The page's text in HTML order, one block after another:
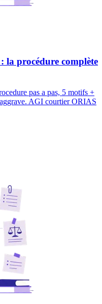
la procédure complète
pas a pas, 5 motifs +
aggrave. AGI courtier ORIAS